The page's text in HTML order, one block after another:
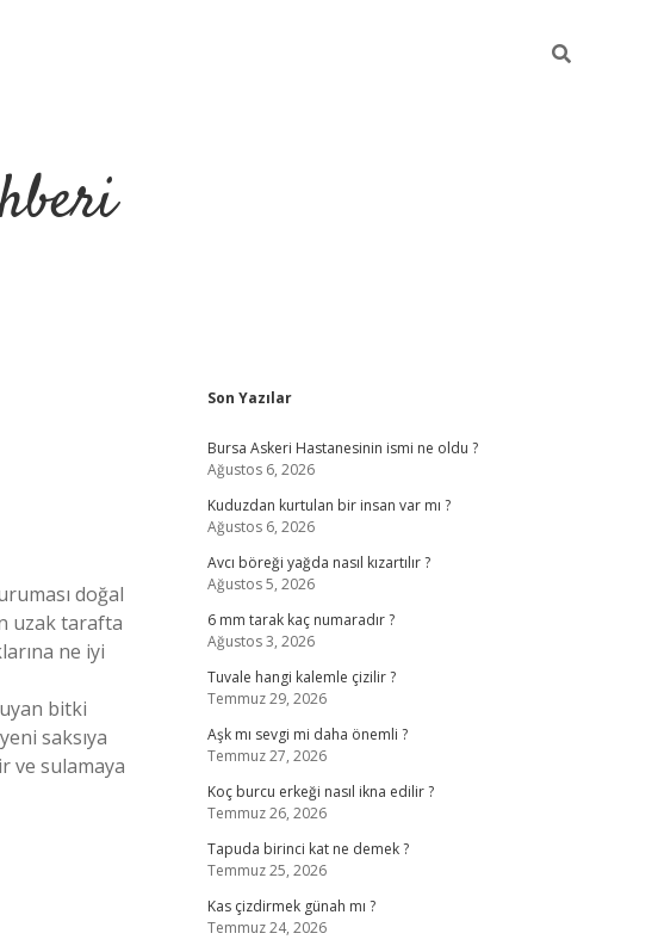
doğal
uzak tarafta
ne iyi
bitki
saksıya
ve sulamaya
Sidebar
Son Yazılar
Bursa Askeri Hastanesinin ismi ne oldu ?
Ağustos 6, 2026
Kuduzdan kurtulan bir insan var mı ?
Ağustos 6, 2026
Avcı böreği yağda nasıl kızartılır ?
Ağustos 5, 2026
6 mm tarak kaç numaradır ?
Ağustos 3, 2026
Tuvale hangi kalemle çizilir ?
Temmuz 29, 2026
Aşk mı sevgi mi daha önemli ?
Temmuz 27, 2026
Koç burcu erkeği nasıl ikna edilir ?
Temmuz 26, 2026
Tapuda birinci kat ne demek ?
Temmuz 25, 2026
Kas çizdirmek günah mı ?
Temmuz 24, 2026